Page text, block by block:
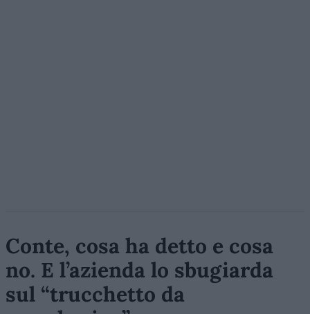
Conte, cosa ha detto e cosa
no. E l’azienda lo sbugiarda
sul “trucchetto da